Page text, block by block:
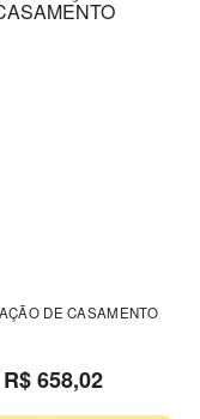
DE CASAMENTO
R$ 658,02